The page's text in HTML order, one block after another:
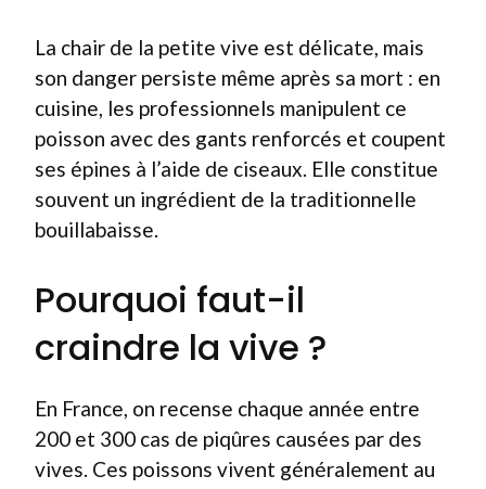
La chair de la petite vive est délicate, mais
son danger persiste même après sa mort : en
cuisine, les professionnels manipulent ce
poisson avec des gants renforcés et coupent
ses épines à l’aide de ciseaux. Elle constitue
souvent un ingrédient de la traditionnelle
bouillabaisse.
Pourquoi faut-il
craindre la vive ?
En France, on recense chaque année entre
200 et 300 cas de piqûres causées par des
vives. Ces poissons vivent généralement au